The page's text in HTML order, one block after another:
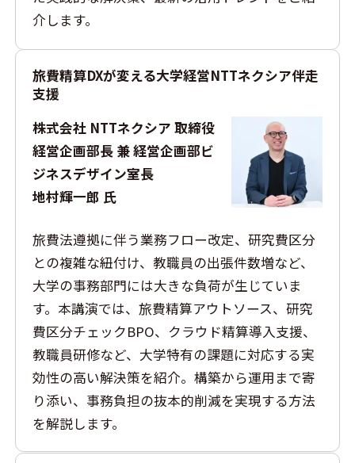
介します。
旅費精算DXが変える大学経営NTTネクシア伴走
支援
株式会社 NTTネクシア 取締役
経営企画部長 兼 経営企画部ビ
ジネスデザイン室長
地村輝一郎 氏
旅費法遵拠に伴う業務フロー改定、研究費区分
との複雑な紐付け、教職員の出張件数増など、
大学の事務部門には大きな負荷が生じていま
す。本講演では、旅費精算アウトソース、研究
費区分チェックBPO、クラウド精算導入支援、
教職員研修など、大学特有の課題に対応する実
効性の高い解決策を紹介。構築から運用まで寄
り添い、事務負担の抜本的削減を実現する方法
を解説します。